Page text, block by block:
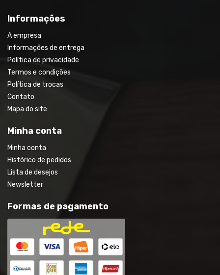
Informações
A empresa
Informações de entrega
Política de privacidade
Termos e condições
Política de trocas
Contato
Mapa do site
Minha conta
Minha conta
Histórico de pedidos
Lista de desejos
Newsletter
Formas de pagamento